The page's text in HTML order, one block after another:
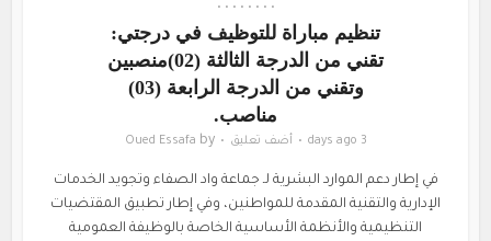
•
•
•
•
•
•
•
•
تنظيم مباراة للتوظيف في درجتي:
تقني من الدرجة الثالثة (02)منصبين
وتقني من الدرجة الرابعة (03)
مناصب.
3 days ago أضف تعليق by
Oued Essafa
في إطار دعم الموارد البشرية لـ جماعة واد الصفاء وتجويد الخدمات
الإدارية والتقنية المقدمة للمواطنين، وفي إطار تطبيق المقتضيات
التنظيمية والأنظمة الأساسية الخاصة بالوظيفة العمومية